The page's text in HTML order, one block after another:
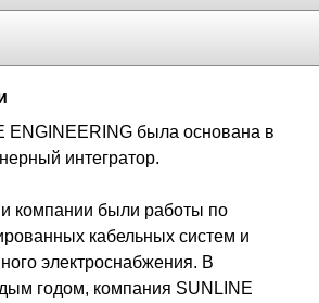
ENGINEERING была основана в
интегратор.
компании были работы по
кабельных систем и
электроснабжения. В
годом, компания SUNLINE